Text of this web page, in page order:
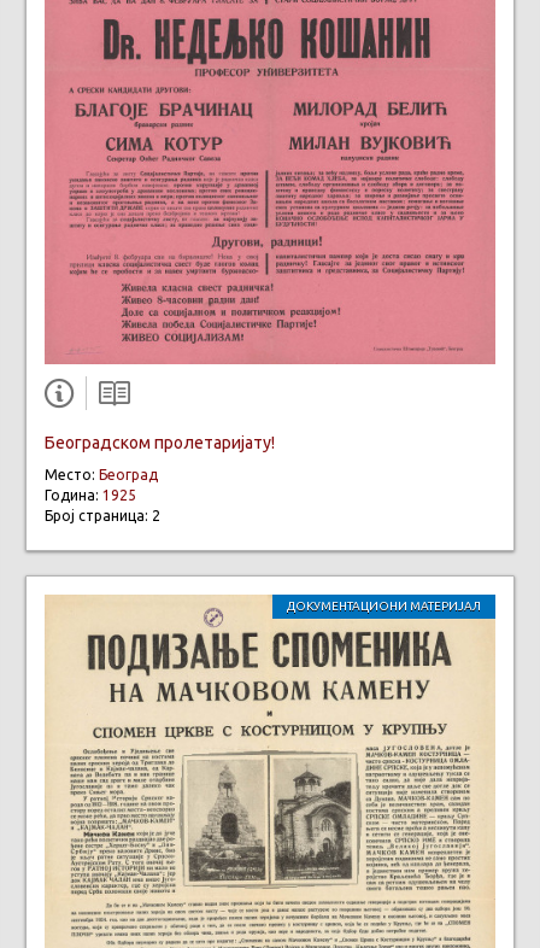
Београдском пролетаријату!
Место: Београд
Година: 1925
Број страница: 2
ДОКУМЕНТАЦИОНИ МАТЕРИЈАЛ